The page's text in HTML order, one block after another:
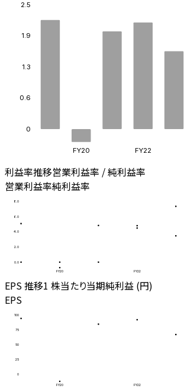
0
0.6
1.3
1.9
2.5
FY20 FY22
利益率推移営業利益率 / 純利益率
営業利益率純利益率
0.0
2.0
4.0
6.0
8.0
FY20 FY22
EPS 推移1 株当たり当期純利益 (円)
EPS
0
25
50
75
100
FY20 FY22